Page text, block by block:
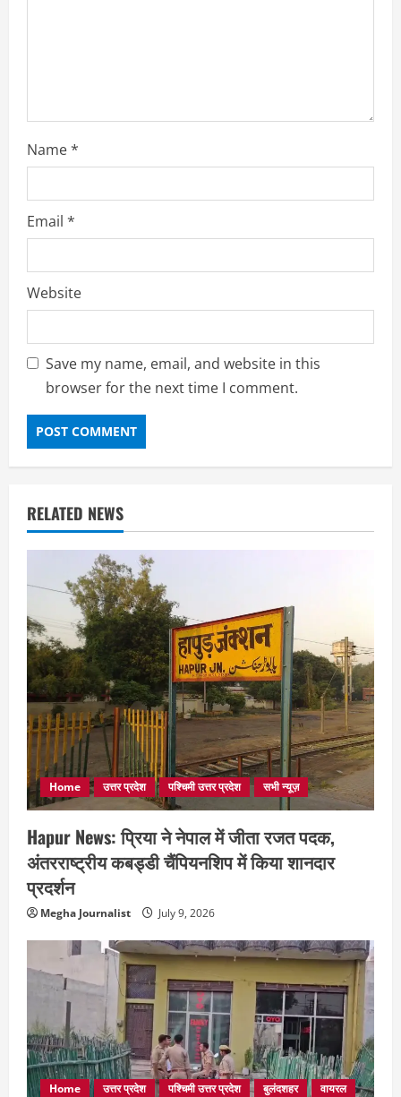
Name*
Email *
Website
Save my name, email, and website in this
browser for the next time I comment.
RELATED NEWS
Home उत्तर प्रदेश पश्चिमी उत्तर प्रदेश सभी न्यूज़
Hapur News: प्रिया ने नेपाल में जीता रजत पदक,
अंतरराष्ट्रीय कबड्डी चैंपियनशिप में किया शानदार
प्रदर्शन
Megha Journalist July 9, 2026
Home उत्तर प्रदेश पश्चिमी उत्तर प्रदेश बुलंदशहर
वायरल